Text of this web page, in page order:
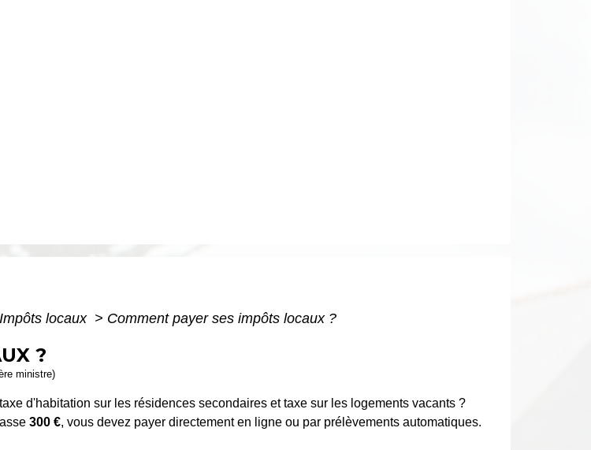
Impôts locaux > Comment payer ses impôts locaux ?
?
ministre)
d'habitation sur les résidences secondaires et taxe sur les logements vacants ?
300 €, vous devez payer directement en ligne ou par prélèvements automatiques.